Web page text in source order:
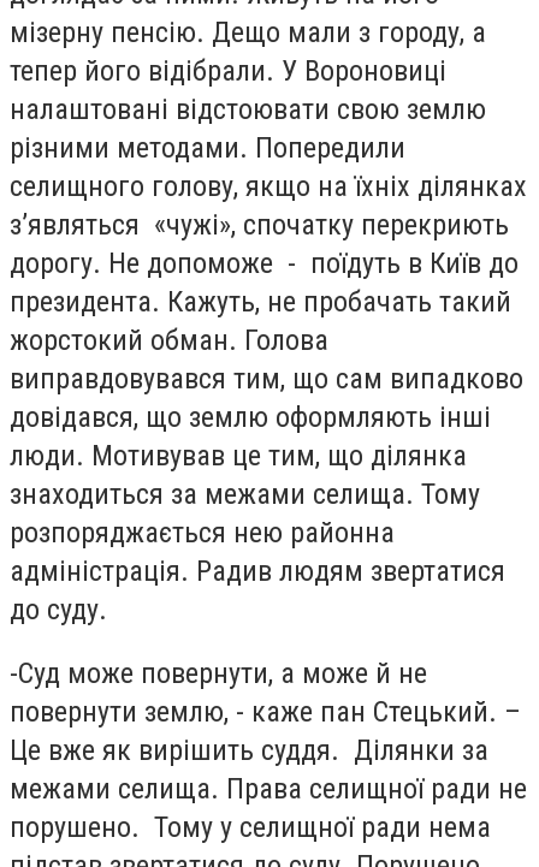
мізерну пенсію. Дещо мали з городу, а
тепер його відібрали. У Вороновиці
налаштовані відстоювати свою землю
різними методами. Попередили
селищного голову, якщо на їхніх ділянках
з’являться «чужі», спочатку перекриють
дорогу. Не допоможе - поїдуть в Київ до
президента. Кажуть, не пробачать такий
жорстокий обман. Голова
виправдовувався тим, що сам випадково
довідався, що землю оформляють інші
люди. Мотивував це тим, що ділянка
знаходиться за межами селища. Тому
розпоряджається нею районна
адміністрація. Радив людям звертатися
до суду.
-Суд може повернути, а може й не
повернути землю, - каже пан Стецький. –
Це вже як вирішить суддя. Ділянки за
межами селища. Права селищної ради не
порушено. Тому у селищної ради нема